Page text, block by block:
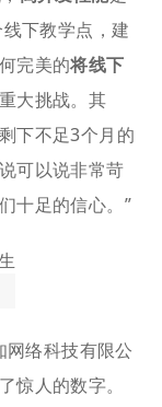
下教学点，建
完美的将线下
大挑战。其
下不足3个月的
可以说非常苛
十足的信心。”
网络科技有限公
惊人的数字。